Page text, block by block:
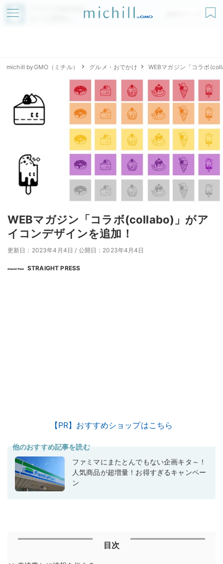
アプリでmichillが
無料ダウンロード
michill byGMO（ミチル） グルメ・おでかけ WEBマガジン「コラボ
WEBマガジン「コラボ(collabo)」がア
イコンデザインを追加！
更新日：2023年4月4日 / 公開日：2023年4月4日
STRAIGHT PRESS
【PR】おすすめショップはこちら
他のおすすめ記事を読む
ファミマにまたとんでもない企画キタ～！
人気商品が超増量！お得すぎるキャンペー
ン
目次